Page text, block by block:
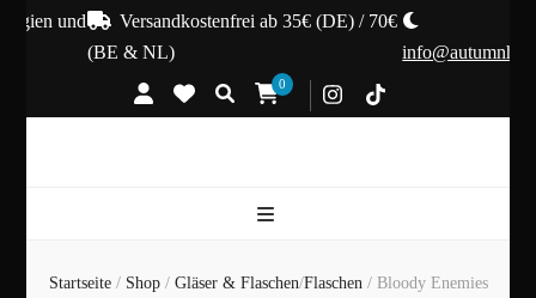
und
Versandkostenfrei ab 35€ (DE) / 70€
(BE & NL)
0
Startseite / Shop / Gläser & Flaschen/Flaschen / Bloody Enemies